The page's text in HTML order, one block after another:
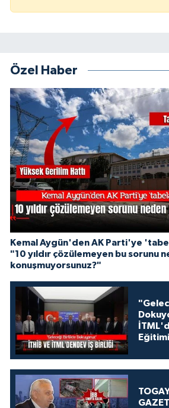
Özel Haber
Kemal Aygün'den AK Parti'ye
"10 yıldır çözülemeyen bu sorunu
konuşmuyorsunuz?"